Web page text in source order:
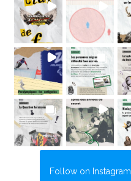
Follow on Instagram